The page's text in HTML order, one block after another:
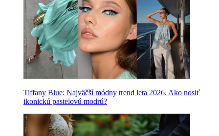
Tiffany Blue: Najväčší módny trend leta 2026. Ako nosiť
ikonickú pastelovú modrú?